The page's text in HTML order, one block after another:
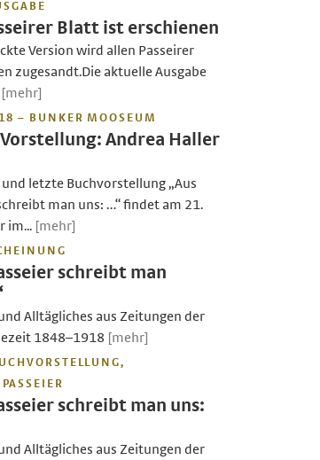
Blatt ist erschienen
Version wird allen Passeirer
zugesandt.Die aktuelle Ausgabe
[mehr]
– BUNKER MOOSEUM
Andrea Haller
letzte Buchvorstellung „Aus
man uns: …“ findet am 21.
im... [mehr]
schreibt man
Alltägliches aus Zeitungen der
1848–1918 [mehr]
schreibt man uns:
Alltägliches aus Zeitungen der